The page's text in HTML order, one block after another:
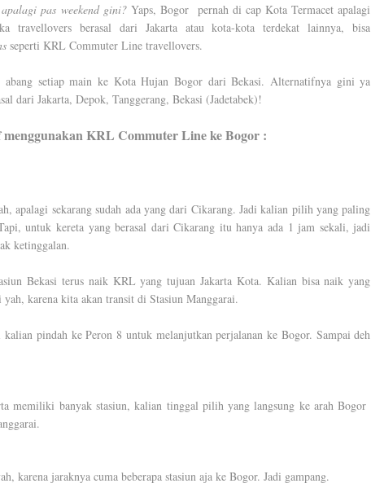
pas weekend gini?Yaps, Bogor pernah di cap Kota Termacet apalagi
travellovers berasal dari Jakarta atau kota-kota terdekat lainnya, bisa
seperti KRL Commuter Line travellovers.
abang setiap main ke Kota Hujan Bogor dari Bekasi. Alternatifnya gini ya
dari Jakarta, Depok, Tanggerang, Bekasi (Jadetabek)!
KRL Commuter Line ke Bogor :
apalagi sekarang sudah ada yang dari Cikarang. Jadi kalian pilih yang paling
untuk kereta yang berasal dari Cikarang itu hanya ada 1 jam sekali, jadi
ketinggalan.
Bekasi terus naik KRL yang tujuan Jakarta Kota. Kalian bisa naik yang
karena kita akan transit di Stasiun Manggarai.
kalian pindah ke Peron 8 untuk melanjutkan perjalanan ke Bogor. Sampai deh
memiliki banyak stasiun, kalian tinggal pilih yang langsung ke arah Bogor
karena jaraknya cuma beberapa stasiun aja ke Bogor. Jadi gampang.